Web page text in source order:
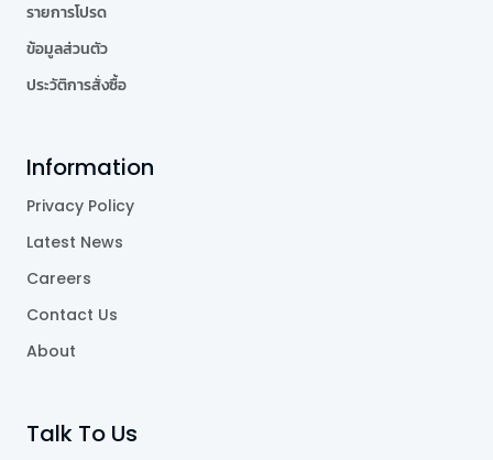
รายการโปรด
ข้อมูลส่วนตัว
ประวัติการสั่งซื้อ
Information
Privacy Policy
Latest News
Careers
Contact Us
About
Talk To Us